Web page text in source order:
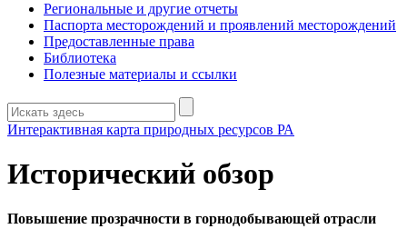
Региональные и другие отчеты
Паспорта месторождений и проявлений месторождений
Предоставленные права
Библиотека
Полезные материалы и ссылки
Интерактивная карта природных ресурсов РА
Исторический обзор
Повышение прозрачности в горнодобывающей отрасли